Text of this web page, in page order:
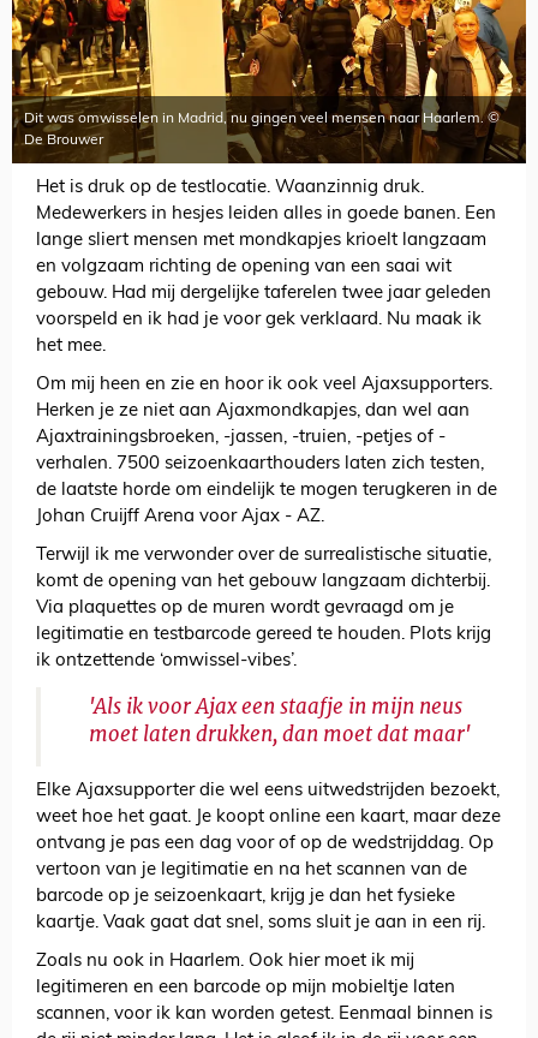
Dit was omwisselen in Madrid, nu gingen veel mensen naar Haarlem. ©
De Brouwer
Het is druk op de testlocatie. Waanzinnig druk.
Medewerkers in hesjes leiden alles in goede banen. Een
lange sliert mensen met mondkapjes krioelt langzaam
en volgzaam richting de opening van een saai wit
gebouw. Had mij dergelijke taferelen twee jaar geleden
voorspeld en ik had je voor gek verklaard. Nu maak ik
het mee.
Om mij heen en zie en hoor ik ook veel Ajaxsupporters.
Herken je ze niet aan Ajaxmondkapjes, dan wel aan
Ajaxtrainingsbroeken, -jassen, -truien, -petjes of -
verhalen. 7500 seizoenkaarthouders laten zich testen,
de laatste horde om eindelijk te mogen terugkeren in de
Johan Cruijff Arena voor Ajax - AZ.
Terwijl ik me verwonder over de surrealistische situatie,
komt de opening van het gebouw langzaam dichterbij.
Via plaquettes op de muren wordt gevraagd om je
legitimatie en testbarcode gereed te houden. Plots krijg
ik ontzettende ‘omwissel-vibes’.
'Als ik voor Ajax een staafje in mijn neus
moet laten drukken, dan moet dat maar'
Elke Ajaxsupporter die wel eens uitwedstrijden bezoekt,
weet hoe het gaat. Je koopt online een kaart, maar deze
ontvang je pas een dag voor of op de wedstrijddag. Op
vertoon van je legitimatie en na het scannen van de
barcode op je seizoenkaart, krijg je dan het fysieke
kaartje. Vaak gaat dat snel, soms sluit je aan in een rij.
Zoals nu ook in Haarlem. Ook hier moet ik mij
legitimeren en een barcode op mijn mobieltje laten
scannen, voor ik kan worden getest. Eenmaal binnen is